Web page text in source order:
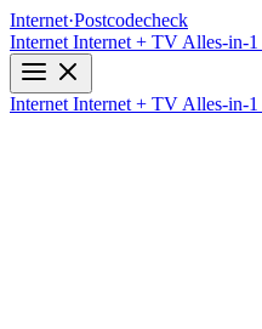
Internet·Postcodecheck
Internet Internet + TV Alles-in-1
Internet Internet + TV Alles-in-1